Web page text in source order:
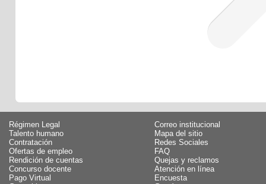
Régimen Legal
Talento humano
Contratación
Ofertas de empleo
Rendición de cuentas
Concurso docente
Pago Virtual
Correo institucional
Mapa del sitio
Redes Sociales
FAQ
Quejas y reclamos
Atención en línea
Encuesta